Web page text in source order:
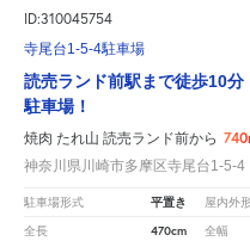
ID:310045754
寺尾台1-5-4駐車場
読売ランド前駅まで徒歩10
駐車場！
焼肉 たれ山 読売ランド前から
神奈川県川崎市多摩区寺尾台1-5-4
駐車場形式 平置き 屋内外
全長 470cm 全幅